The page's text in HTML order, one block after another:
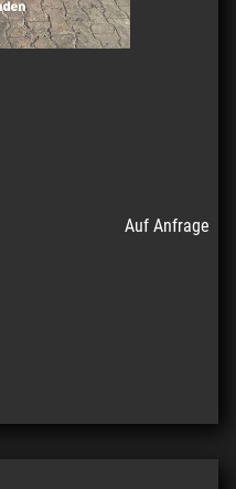
Auf Anfrage